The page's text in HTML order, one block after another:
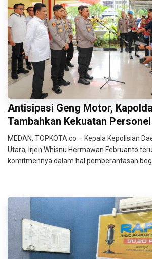
Antisipasi Geng Motor,
Tambahkan Kekuatan Personel
MEDAN, TOPKOTA.co – Kepala Kepolisian
Utara, Irjen Whisnu Hermawan Februanto
komitmennya dalam hal pemberantasan